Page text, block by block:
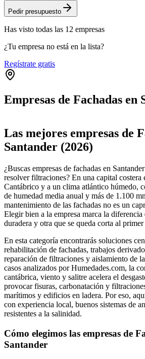
Pedir presupuesto
Has visto todas las 12 empresas
¿Tu empresa no está en la lista?
Regístrate gratis
Empresas de Fachadas en
+
−
Las mejores empresas de
Santander (2026)
¿Buscas empresas de fachadas en
resolver filtraciones? En una capital costera
Cantábrico y a un clima atlántico húmedo,
de humedad media anual y más de 1.100
mantenimiento de las fachadas no es un
Elegir bien a la empresa marca la
duradera y otra que se queda corta al
En esta categoría encontrarás soluciones
rehabilitación de fachadas, trabajos
reparación de filtraciones y aislamiento de
casos analizados por Humedades.com, la
cantábrica, viento y salitre acelera el
provocar fisuras, carbonatación y
marítimos y edificios en ladera. Por eso,
con experiencia local, buenos sistemas de
resistentes a la salinidad.
Cómo elegimos las empresas de
Santander